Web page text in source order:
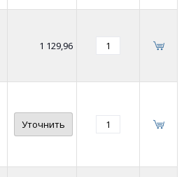
1 129,96
Уточнить